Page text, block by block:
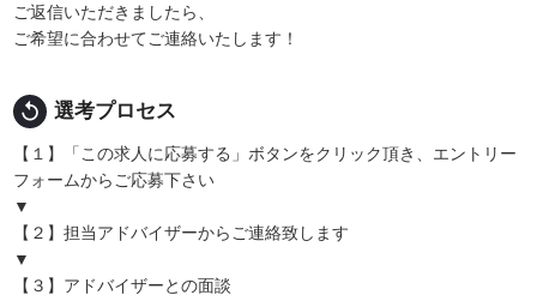
ご返信いただきましたら、
ご希望に合わせてご連絡いたします！
replay 選考プロセス
【１】「この求人に応募する」ボタンをクリック頂き、エントリー
フォームからご応募下さい
▼
【２】担当アドバイザーからご連絡致します
▼
【３】アドバイザーとの面談